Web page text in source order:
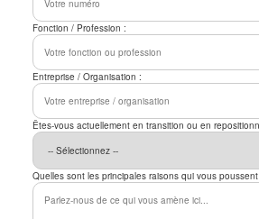
Fonction / Profession :
Entreprise / Organisation :
Êtes-vous actuellement en transition ou en
Quelles sont les principales raisons qui vous